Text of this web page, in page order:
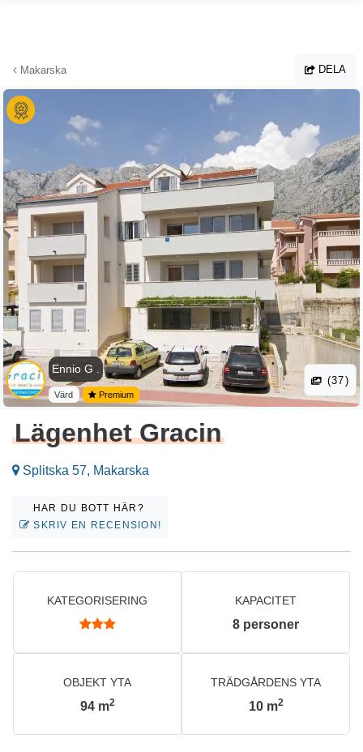
Makarska DELA
Ennio G .
Värd Premium
(37)
Lägenhet Gracin
Splitska 57, Makarska
HAR DU BOTT HÄR?
SKRIV EN RECENSION!
KATEGORISERING KAPACITET
8 personer
OBJEKT YTA
94 m2
TRÄDGÅRDENS YTA
10 m2